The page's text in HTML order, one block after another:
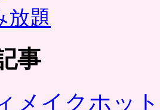
放題
事
メイクホッ